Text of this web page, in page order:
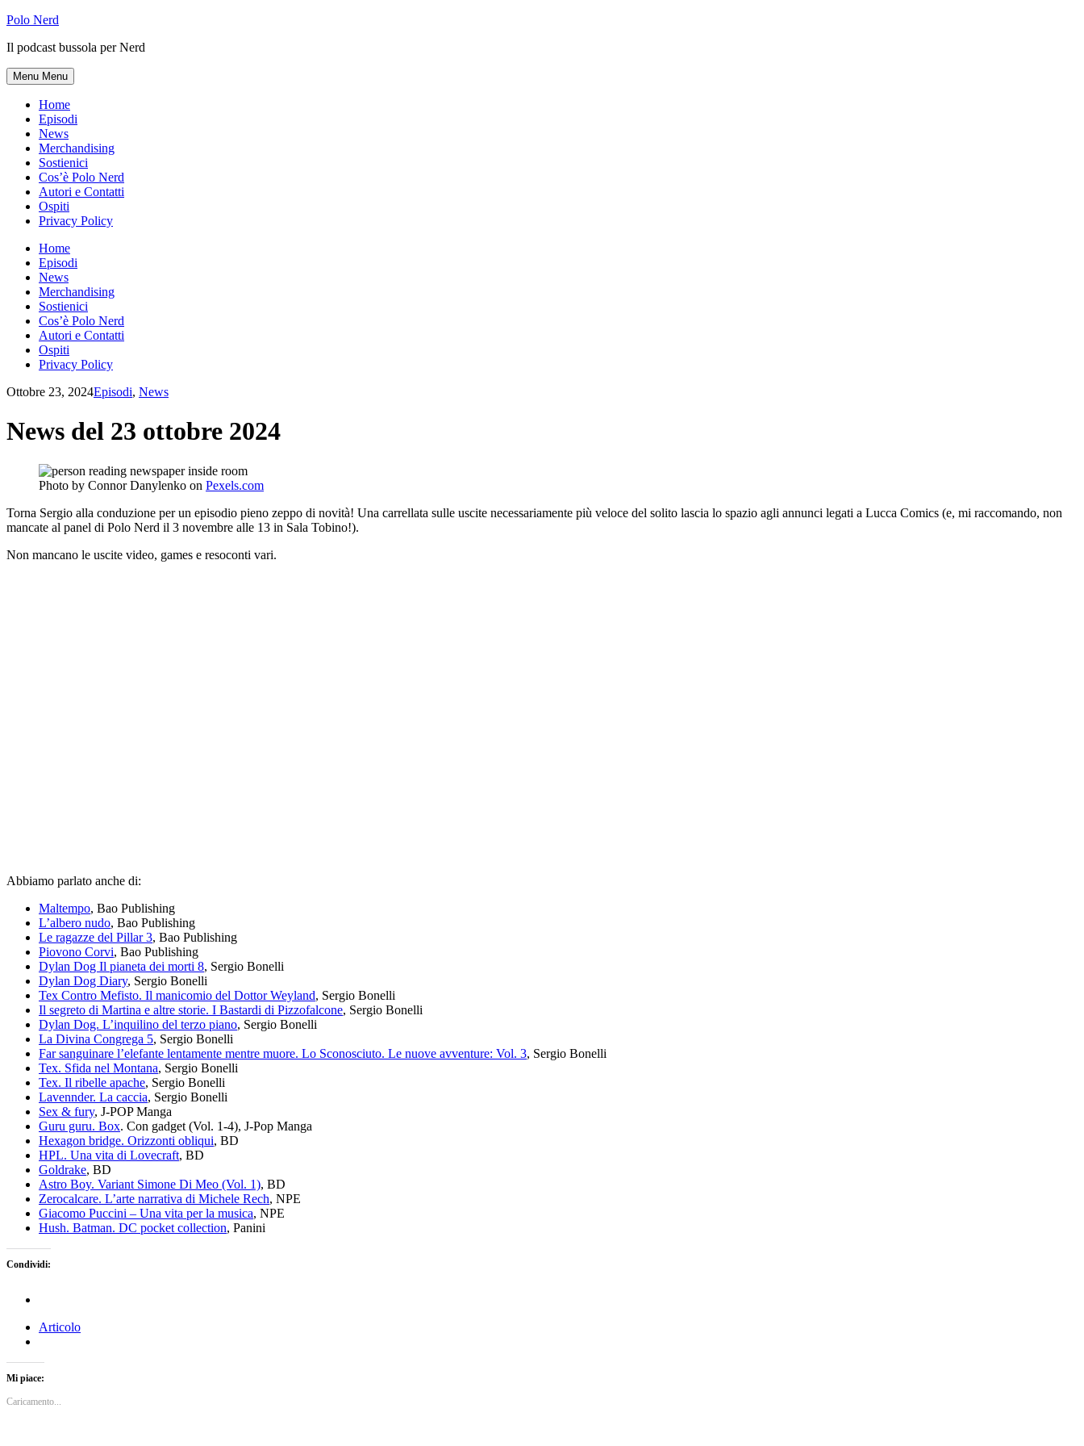
Skip
content
Polo Nerd
Il podcast bussola per Nerd
Menu Menu
Home
Episodi
News
Merchandising
Sostienici
Cos’è Polo Nerd
Autori e Contatti
Ospiti
Privacy Policy
Home
Episodi
News
Merchandising
Sostienici
Cos’è Polo Nerd
Autori e Contatti
Ospiti
Privacy Policy
Ottobre 23, 2024Episodi, News
News del 23 ottobre 2024
Photo by Connor Danylenko on Pexels.com
Torna Sergio alla conduzione per un episodio pieno zeppo di novità! Una carrellata sulle uscite necessariamente più veloce del solito lascia lo spazio agli annunci legati a Lucca Comics (e, mi raccomando, non
mancate al panel di Polo Nerd il 3 novembre alle 13 in Sala Tobino!).
Non mancano le uscite video, games e resoconti vari.
Abbiamo parlato anche di:
Maltempo, Bao Publishing
L’albero nudo, Bao Publishing
Le ragazze del Pillar 3, Bao Publishing
Piovono Corvi, Bao Publishing
Dylan Dog Il pianeta dei morti 8, Sergio Bonelli
Dylan Dog Diary, Sergio Bonelli
Tex Contro Mefisto. Il manicomio del Dottor Weyland, Sergio Bonelli
Il segreto di Martina e altre storie. I Bastardi di Pizzofalcone, Sergio Bonelli
Dylan Dog. L’inquilino del terzo piano, Sergio Bonelli
La Divina Congrega 5, Sergio Bonelli
Far sanguinare l’elefante lentamente mentre muore. Lo Sconosciuto. Le nuove avventure: Vol. 3, Sergio Bonelli
Tex. Sfida nel Montana, Sergio Bonelli
Tex. Il ribelle apache, Sergio Bonelli
Lavennder. La caccia, Sergio Bonelli
Sex & fury, J-POP Manga
Guru guru. Box. Con gadget (Vol. 1-4), J-Pop Manga
Hexagon bridge. Orizzonti obliqui, BD
HPL. Una vita di Lovecraft, BD
Goldrake, BD
Astro Boy. Variant Simone Di Meo (Vol. 1), BD
Zerocalcare. L’arte narrativa di Michele Rech, NPE
Giacomo Puccini – Una vita per la musica, NPE
Hush. Batman. DC pocket collection, Panini
Condividi:
Articolo
Mi piace:
Caricamento...